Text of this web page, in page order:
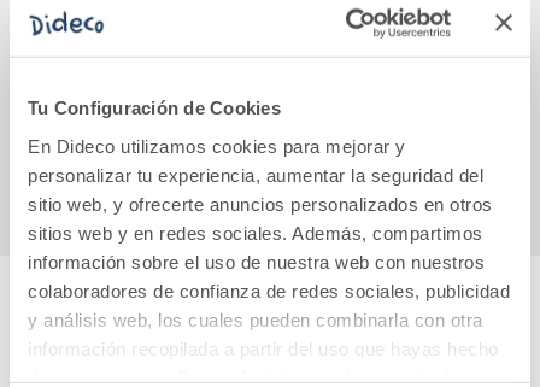
Tu Configuración de Cookies
En Dideco utilizamos cookies para mejorar y
personalizar tu experiencia, aumentar la seguridad del
sitio web, y ofrecerte anuncios personalizados en otros
sitios web y en redes sociales. Además, compartimos
información sobre el uso de nuestra web con nuestros
colaboradores de confianza de redes sociales, publicidad
y análisis web, los cuales pueden combinarla con otra
información recopilada a partir del uso que hayas hecho
Buena letra,
escritura cursiva, 5
Primaria
1,50€
Comprar
El secreto de Troti
Comprar
Cuéntanos tu opinión